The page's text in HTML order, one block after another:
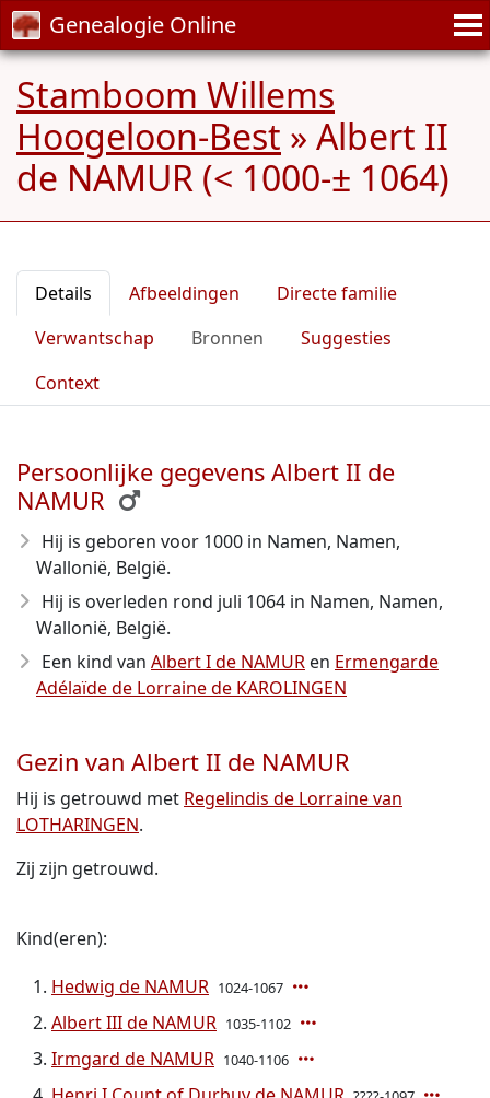
Genealogie Online
Stamboom Willems
Hoogeloon-Best » Albert II
de NAMUR (< 1000-± 1064)
Details Afbeeldingen
Directe familie
Verwantschap
Bronnen
Suggesties
Context
Persoonlijke gegevens Albert II de
NAMUR
Hij is geboren voor 1000 in Namen, Namen,
Wallonië, België.
Hij is overleden rond juli 1064 in Namen, Namen,
Wallonië, België.
Een kind van Albert I de NAMUR en Ermengarde
Adélaïde de Lorraine de KAROLINGEN
Gezin van Albert II de NAMUR
Hij is getrouwd met Regelindis de Lorraine van
LOTHARINGEN.
Zij zijn getrouwd.
Kind(eren):
Hedwig de NAMUR 1024-1067
Albert III de NAMUR 1035-1102
Irmgard de NAMUR 1040-1106